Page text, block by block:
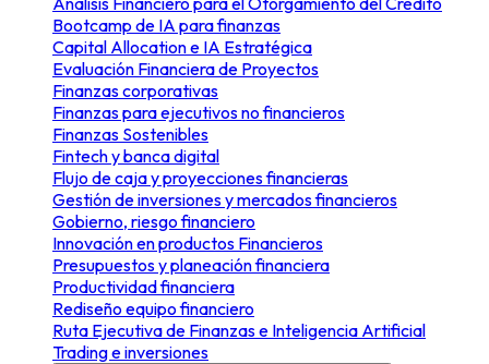
Bootcamp de IA para finanzas
Capital Allocation e IA Estratégica
Evaluación Financiera de Proyectos
Finanzas corporativas
Finanzas para ejecutivos no financieros
Finanzas Sostenibles
Fintech y banca digital
Flujo de caja y proyecciones financieras
Gestión de inversiones y mercados financieros
Gobierno, riesgo financiero
Innovación en productos Financieros
Presupuestos y planeación financiera
Productividad financiera
Rediseño equipo financiero
Ruta Ejecutiva de Finanzas e Inteligencia Artificial
Trading e inversiones